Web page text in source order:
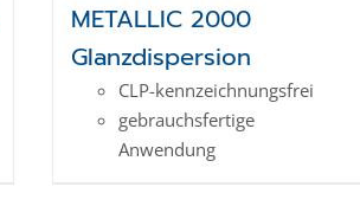
METALLIC 2000
Glanzdispersion
CLP-kenn­zeich­­nungs­frei
gebrauchsfertige
Anwendung